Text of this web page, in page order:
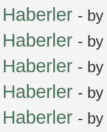
- by
- by
- by
- by
- by